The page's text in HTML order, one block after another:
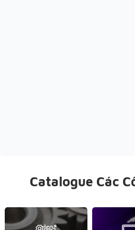
Catalogue Các